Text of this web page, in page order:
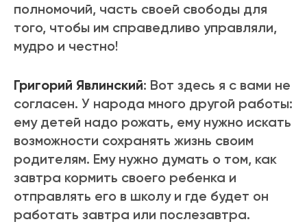
полномочий, часть своей свободы для
того, чтобы им справедливо управляли,
мудро и честно!
Григорий Явлинский: Вот здесь я с вами не
согласен. У народа много другой работы:
ему детей надо рожать, ему нужно искать
возможности сохранять жизнь своим
родителям. Ему нужно думать о том, как
завтра кормить своего ребенка и
отправлять его в школу и где будет он
работать завтра или послезавтра.